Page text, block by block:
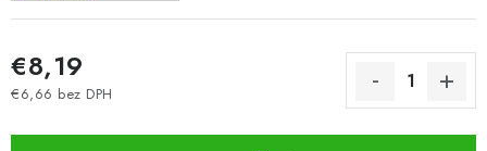
€8,19
€6,66 bez DPH